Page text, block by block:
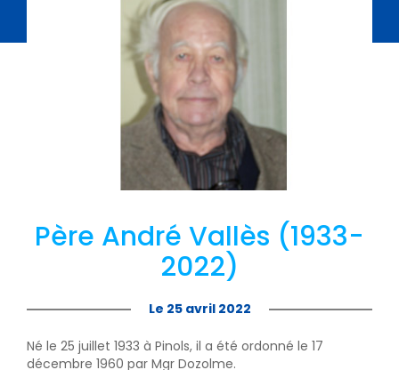
Père André Vallès (1933-
2022)
Le 25 avril 2022
Né le 25 juillet 1933 à Pinols, il a été ordonné le 17
décembre 1960 par Mgr Dozolme.